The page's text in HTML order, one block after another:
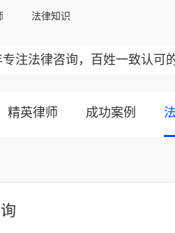
法律知识
专注法律咨询，百姓一致认可
精英律师 成功案例